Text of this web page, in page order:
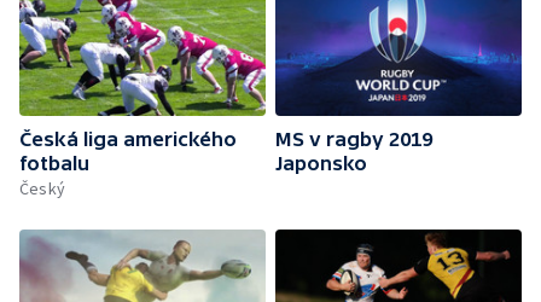
Česká liga amerického
fotbalu
Český
MS v ragby 2019
Japonsko